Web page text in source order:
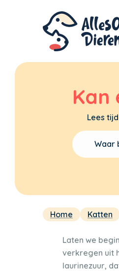
Kan
Lees
Home Katten
Laten we
verkregen uit
laurinezuur,